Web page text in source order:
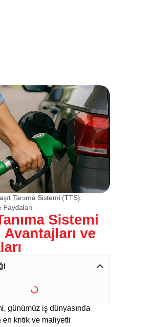
Tanıma Sistemi (TTS):
Faydaları
Sistemi
Avantajları ve
günümüz iş dünyasında
en kritik ve maliyetli